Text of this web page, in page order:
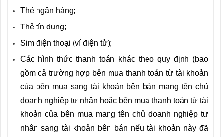
Thẻ ngân hàng;
Thẻ tín dụng;
Sim điện thoại (ví điện tử);
Các hình thức thanh toán khác theo quy định (bao
gồm cả trường hợp bên mua thanh toán từ tài khoản
của bên mua sang tài khoản bên bán mang tên chủ
doanh nghiệp tư nhân hoặc bên mua thanh toán từ tài
khoản của bên mua mang tên chủ doanh nghiệp tư
nhân sang tài khoản bên bán nếu tài khoản này đã